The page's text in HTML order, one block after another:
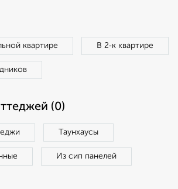
квартире В 2‑к квартире
(0)
Таунхаусы
Из сип панелей